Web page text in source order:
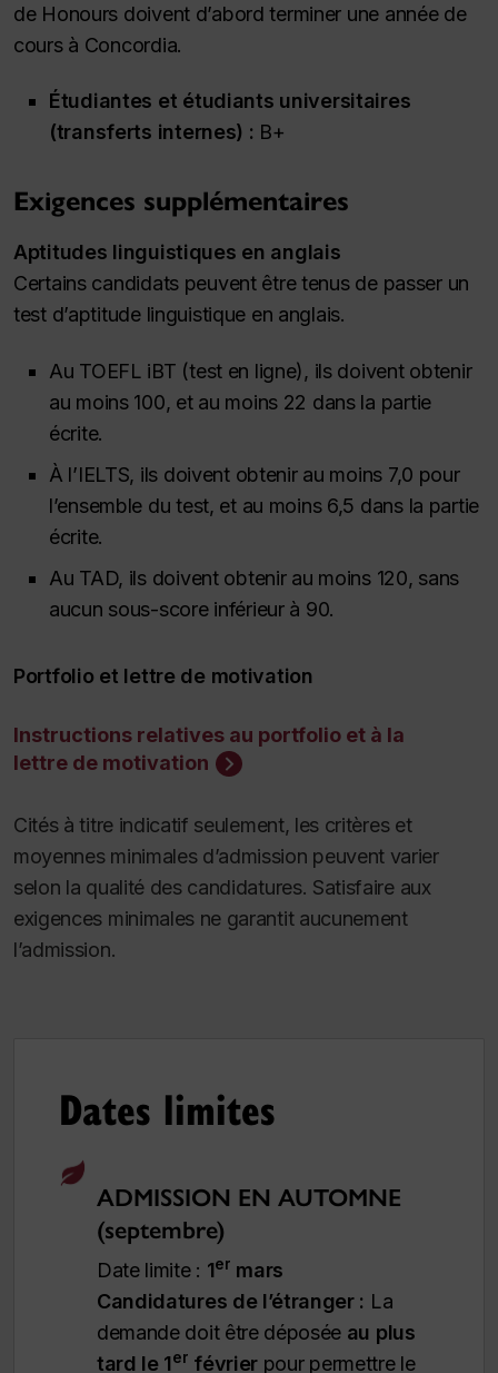
de Honours doivent d’abord terminer une année de
cours à Concordia.
Étudiantes et étudiants universitaires
(transferts internes) : B+
Exigences supplémentaires
Aptitudes linguistiques en anglais
Certains candidats peuvent être tenus de passer un
test d’aptitude linguistique en anglais.
Au TOEFL iBT (test en ligne), ils doivent obtenir
au moins 100, et au moins 22 dans la partie
écrite.
À l’IELTS, ils doivent obtenir au moins 7,0 pour
l’ensemble du test, et au moins 6,5 dans la partie
écrite.
Au TAD, ils doivent obtenir au moins 120, sans
aucun sous-score inférieur à 90.
Portfolio et lettre de motivation
Instructions relatives au portfolio et à la
lettre de motivation
Cités à titre indicatif seulement, les critères et
moyennes minimales d’admission peuvent varier
selon la qualité des candidatures. Satisfaire aux
exigences minimales ne garantit aucunement
l’admission.
Dates limites
ADMISSION EN AUTOMNE
(septembre)
Date limite : 1er mars
Candidatures de l’étranger : La
demande doit être déposée au plus
tard le 1er février pour permettre le